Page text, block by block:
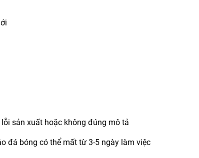
sản xuất hoặc không đúng mô tả
đá bóng có thể mất từ 3-5 ngày làm việc